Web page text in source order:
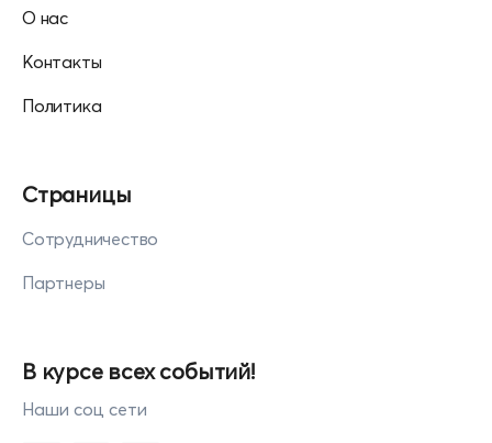
О нас
Контакты
Политика
Страницы
Сотрудничество
Партнеры
В курсе всех событий!
Наши соц сети